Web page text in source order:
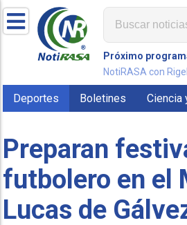
Próximo
NotiRASA con
Deportes Boletines Ciencia
Preparan
futbolero en el
Lucas de